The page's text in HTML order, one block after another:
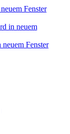
Fenster
in neuem
Fenster